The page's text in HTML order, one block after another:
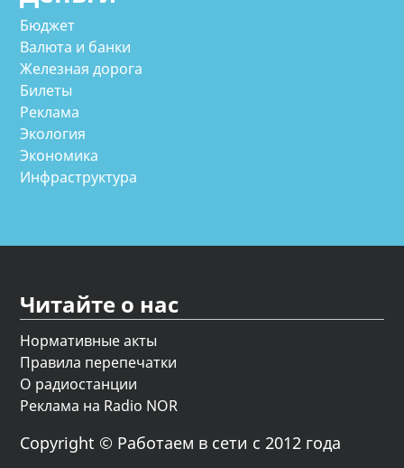
Бюджет
Валюта и банки
Железная дорога
Билеты
Реклама
Экология
Экономика
Инфраструктура
Читайте о нас
Нормативные акты
Правила перепечатки
О радиостанции
Реклама на Radio NOR
Copyright © Работаем в сети с 2012 года